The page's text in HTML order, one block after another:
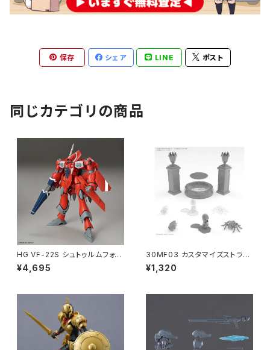
保存 シェア LINE ポスト
同じカテゴリの商品
HG VF-22S シュトゥルムフォー
ゲルII(ミリア・ファリーナ・ジー
ナス機) プラモデル マクロス（新
¥4,695
30MF03 カスタマイズストラク
チャー3 プラモデル（新品 在庫
品）
¥1,320